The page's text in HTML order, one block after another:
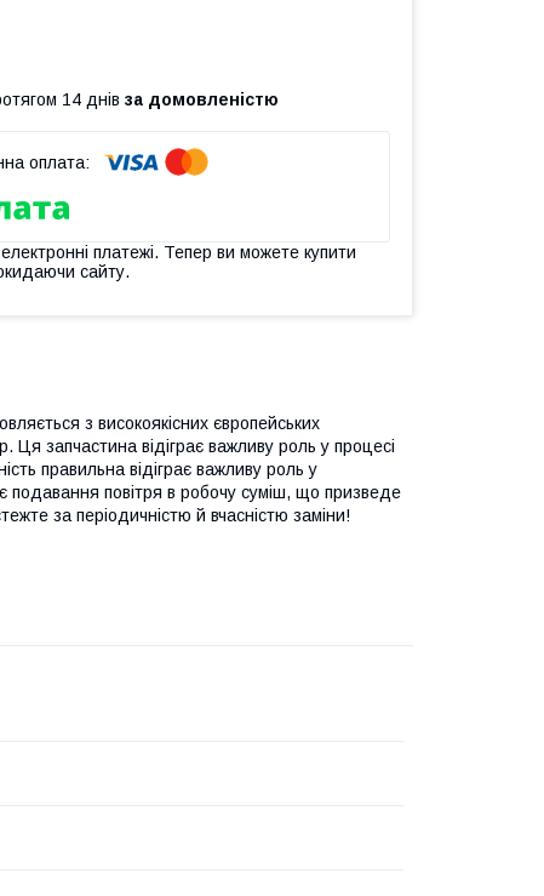
14 днів за домовленістю
електронні платежі. Тепер ви можете купити
сайту.
з високоякісних європейських
Ця запчастина відіграє важливу роль у процесі
правильна відіграє важливу роль у
подавання повітря в робочу суміш, що призведе
за періодичністю й вчасністю заміни!